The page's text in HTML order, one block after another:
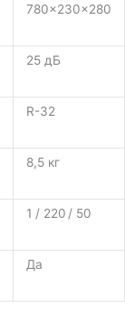
780×230×280
25 дБ
R-32
8,5 кг
1 / 220 / 50
Да